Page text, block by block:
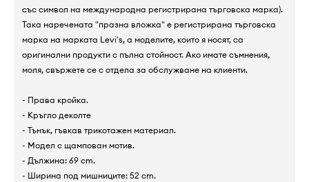
със символ на международна регистрирана търговска марка).
Така наречената "празна вложка" е регистрирана търговска
марка на марката Levi's, а моделите, които я носят, са
оригинални продукти с пълна стойност. Ако имате съмнения,
моля, свържете се с отдела за обслужване на клиенти.
- Права кройка.
- Кръгло деколте
- Тънък, гъвкав трикотажен материал.
- Модел с щампован мотив.
- Дължина: 69 cm.
- Ширина под мишниците: 52 cm.